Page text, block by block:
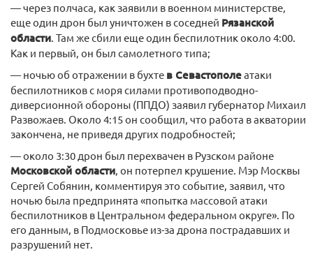
— через полчаса, как заявили в военном министерстве,
еще один дрон был уничтожен в соседней Рязанской
области. Там же сбили еще один беспилотник около 4:00.
Как и первый, он был самолетного типа;
— ночью об отражении в бухте в Севастополеатаки
беспилотников с моря силами противоподводно-
диверсионной обороны (ППДО) заявил губернатор Михаил
Развожаев. Около 4:15 он сообщил, что работа в акватории
закончена, не приведя других подробностей;
— около 3:30 дрон был перехвачен в Рузском районе
Московской области, он потерпел крушение. Мэр Москвы
Сергей Собянин, комментируя это событие, заявил, что
ночью была предпринята «попытка массовой атаки
беспилотников в Центральном федеральном округе». По
его данным, в Подмосковье из-за дрона пострадавших и
разрушений нет.